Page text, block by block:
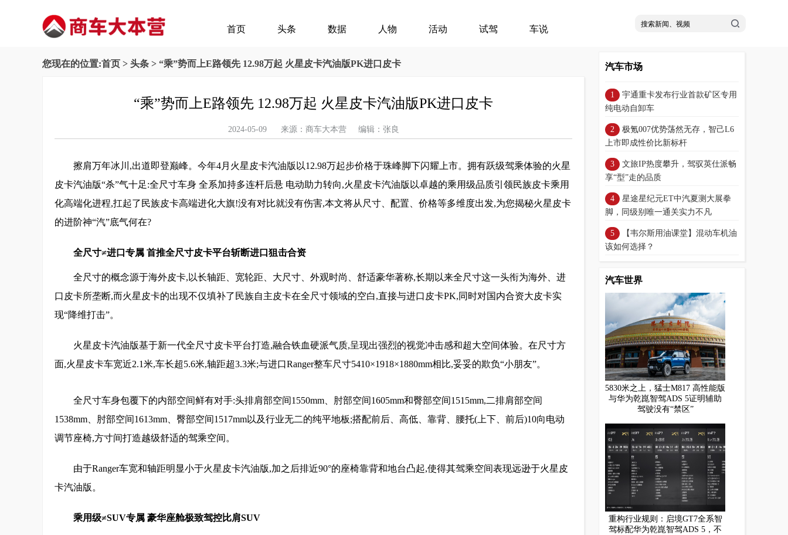
首页 头条 数据 人物 活动 试驾 车说
您现在的位置:首页 > 头条 > “乘”势而上E路领先 12.98万起 火星皮卡汽油版PK进口皮卡
“乘”势而上E路领先 12.98万起 火星皮卡汽油版PK进口皮卡
2024-05-09 来源：商车大本营 编辑：张良
擦肩万年冰川,出道即登巅峰。今年4月火星皮卡汽油版以12.98万起步价格于珠峰脚下闪耀上市。拥有跃级驾乘体验的火星
皮卡汽油版“杀”气十足:全尺寸车身 全系加持多连杆后悬 电动助力转向,火星皮卡汽油版以卓越的乘用级品质引领民族皮卡乘用
化高端化进程,扛起了民族皮卡高端进化大旗!没有对比就没有伤害,本文将从尺寸、配置、价格等多维度出发,为您揭秘火星皮卡
的进阶神“汽”底气何在?
全尺寸≠进口专属 首推全尺寸皮卡平台斩断进口狙击合资
全尺寸的概念源于海外皮卡,以长轴距、宽轮距、大尺寸、外观时尚、舒适豪华著称,长期以来全尺寸这一头衔为海外、进
口皮卡所垄断,而火星皮卡的出现不仅填补了民族自主皮卡在全尺寸领域的空白,直接与进口皮卡PK,同时对国内合资大皮卡实
现“降维打击”。
火星皮卡汽油版基于新一代全尺寸皮卡平台打造,融合铁血硬派气质,呈现出强烈的视觉冲击感和超大空间体验。在尺寸方
面,火星皮卡车宽近2.1米,车长超5.6米,轴距超3.3米;与进口Ranger整车尺寸5410×1918×1880mm相比,妥妥的欺负“小朋友”。
全尺寸车身包覆下的内部空间鲜有对手:头排肩部空间1550mm、肘部空间1605mm和臀部空间1515mm,二排肩部空间
1538mm、肘部空间1613mm、臀部空间1517mm以及行业无二的纯平地板;搭配前后、高低、靠背、腰托(上下、前后)10向电动
调节座椅,方寸间打造越级舒适的驾乘空间。
由于Ranger车宽和轴距明显小于火星皮卡汽油版,加之后排近90°的座椅靠背和地台凸起,使得其驾乘空间表现远逊于火星皮
卡汽油版。
乘用级≠SUV专属 豪华座舱极致驾控比肩SUV
汽车市场
宇通重卡发布行业首款矿区专用
纯电动自卸车
极氪007优势荡然无存，智己L6
上市即成性价比新标杆
文旅IP热度攀升，驾驭英仕派畅
享“型”走的品质
星途星纪元ET中汽夏测大展拳
脚，同级别唯一通关实力不凡
【韦尔斯用油课堂】混动车机油
该如何选择？
汽车世界
5830米之上，猛士M817 高性能版
与华为乾崑智驾ADS 5证明辅助
驾驶没有“禁区”
重构行业规则：启境GT7全系智
驾标配华为乾崑智驾ADS 5，不